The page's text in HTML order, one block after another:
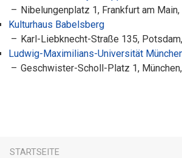
Nibelungenplatz 1, Frankfurt am
Kulturhaus Babelsberg
Karl-Liebknecht-Straße 135,
Ludwig-Maximilians-Universität
Geschwister-Scholl-Platz 1,
STARTSEITE